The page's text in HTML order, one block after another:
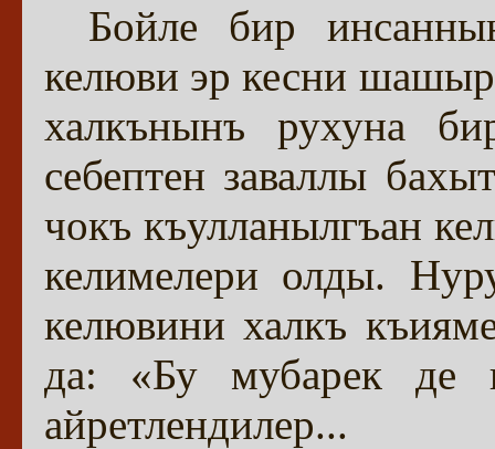
Бойле бир
келюви эр кесни
халкънынъ рухуна
себептен заваллы
чокъ къулланылгъан
келимелери олды.
келювини халкъ
да: «Бу мубарек де
айретлендилер...